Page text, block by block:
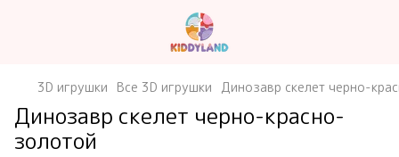
3D игрушки Все 3D игрушки Динозавр скелет черно-
Динозавр скелет черно-красно-
золотой